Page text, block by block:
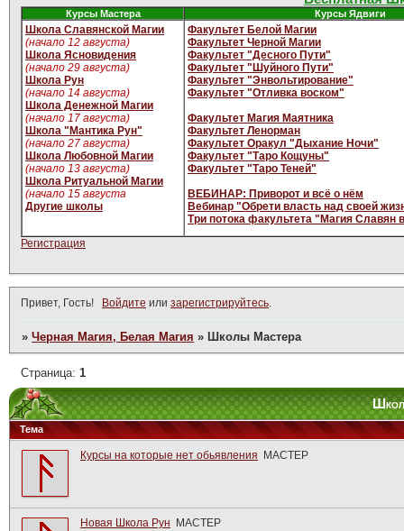
Курсы Мастера Курсы Ядвиги
Школа Славянской Магии
(начало 12 августа)
Школа Ясновидения
(начало 29 августа)
Школа Рун
(начало 14 августа)
Школа Денежной Магии
(начало 17 августа)
Школа "Мантика Рун"
(начало 27 августа)
Школа Любовной Магии
(начало 13 августа)
Школа Ритуальной Магии
(начало 15 августа
Другие школы
Факультет Белой Магии
Факультет Черной Магии
Факультет "Десного Пути"
Факультет "Шуйного Пути"
Факультет "Энвольтирование"
Факультет "Отливка воском"
Факультет Магия Маятника
Факультет Ленорман
Факультет Оракул "Дыхание Ночи"
Факультет "Таро Кощуны"
Факультет "Таро Теней"
ВЕБИНАР: Приворот и всё о нём
Вебинар "Обрети власть над своей
Три потока факультета "Магия Славян
Регистрация
Привет, Гость! Войдите или зарегистрируйтесь
»Черная Магия, Белая Магия » Школы Мастера
Страница: 1
Тема
Курсы на которые нет обьявления МАСТЕР
Новая Школа Рун МАСТЕР